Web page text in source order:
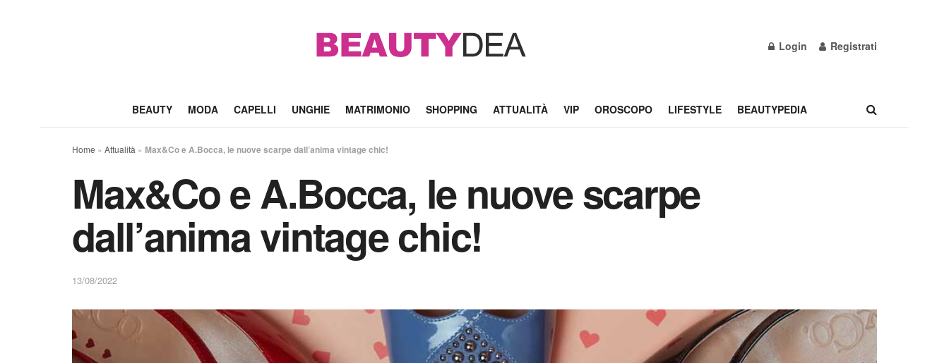
Login Registrati
BEAUTY MODA CAPELLI UNGHIE MATRIMONIO SHOPPING ATTUALITÀ VIP OROSCOPO LIFESTYLE BEAUTYPEDIA
Home » Attualità » Max&Co e A.Bocca, le nuove scarpe dall’anima vintage chic!
Max&Co e A.Bocca, le nuove scarpe
dall’anima vintage chic!
13/08/2022